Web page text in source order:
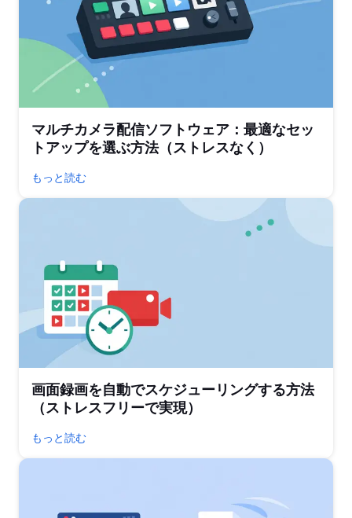
マルチカメラ配信ソフトウェア：最適なセッ
トアップを選ぶ方法（ストレスなく）
もっと読む
画面録画を自動でスケジューリングする方法
（ストレスフリーで実現）
もっと読む